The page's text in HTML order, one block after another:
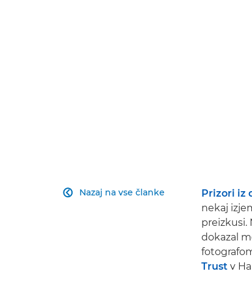
Nazaj na vse članke
 Prizori iz
nekaj
preizkusi.
dokazal
Trust v